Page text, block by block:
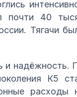
почти 40
Тягачи
и надёжность.
К5
расходы